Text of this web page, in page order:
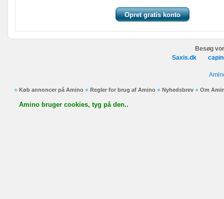
Besøg
Saxis.dk
Køb annoncer på Amino Regler for brug af Amino Nyhedsbrev Om
Amino bruger cookies, tyg på den..